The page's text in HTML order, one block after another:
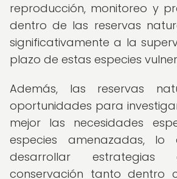
reproducción, monitoreo y
dentro de las reservas
significativamente a la
plazo de estas especies
Además, las reservas
oportunidades para
mejor las necesidades
especies amenazadas,
desarrollar estrategias
conservación tanto dentro